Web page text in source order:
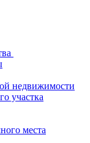
недвижимости
участка
места